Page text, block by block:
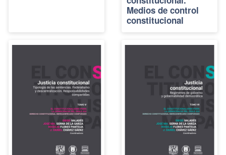
Medios de control
constitucional